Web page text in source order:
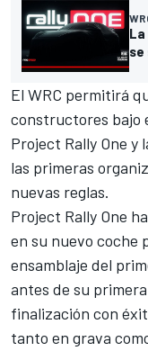
se
El WRC permitirá
constructores bajo
Project Rally One y
las primeras
nuevas reglas.
Project Rally One
en su nuevo coche
ensamblaje del
antes de su
finalización con
tanto en grava